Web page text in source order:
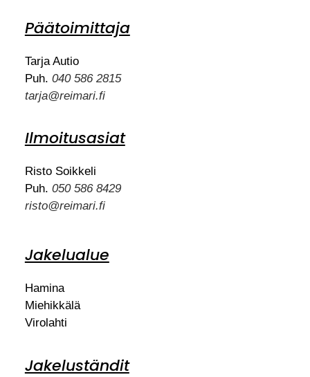
Päätoimittaja
Tarja Autio
Puh. 040 586 2815
tarja@reimari.fi
Ilmoitusasiat
Risto Soikkeli
Puh. 050 586 8429
risto@reimari.fi
Jakelualue
Hamina
Miehikkälä
Virolahti
Jakeluständit